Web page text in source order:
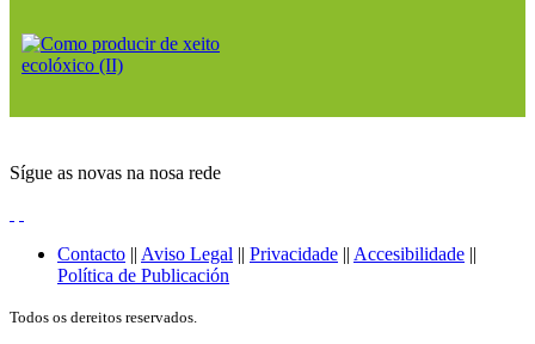
Sígue as novas na nosa rede
Contacto || Aviso Legal || Privacidade || Accesibilidade ||
Política de Publicación
Todos os dereitos reservados.